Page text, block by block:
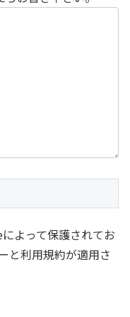
よって保護されてお
と利用規約が適用さ